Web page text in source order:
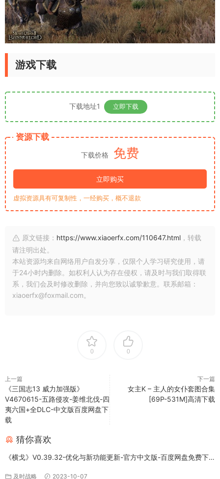
游戏下载
下载地址1 立即下载
资源下载
下载价格 免费
立即购买
虚拟资源具有可复制性，一经购买，概不退款
原文链接： https://www.xiaoerfx.com/110647.html ，转载
请注明出处。
本站资源均来自网络用户自发分享，仅限个人学习研究使用，请
于24小时内删除。如权利人认为存在侵权，请及时与我们取得联
系，我们会及时修改删除，并向您致以诚挚歉意。联系邮箱：
xiaoerfx@foxmail.com。
0 0
上一篇
《三国志13 威力加强版》
V4670615-五路侵攻-姜维北伐-四
夷六国+全DLC-中文版百度网盘下
载
下一篇
女主K – 主人的女仆套图合集
[69P-531M]高清下载
猜你喜欢
《横戈》V0.39.32-优化与新功能更新-官方中文版-百度网盘免费下
及时战略 2023-10-07